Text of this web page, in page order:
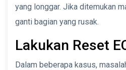
yang longgar. Jika ditemukan
ganti bagian yang rusak.
Lakukan Reset
Dalam beberapa kasus,